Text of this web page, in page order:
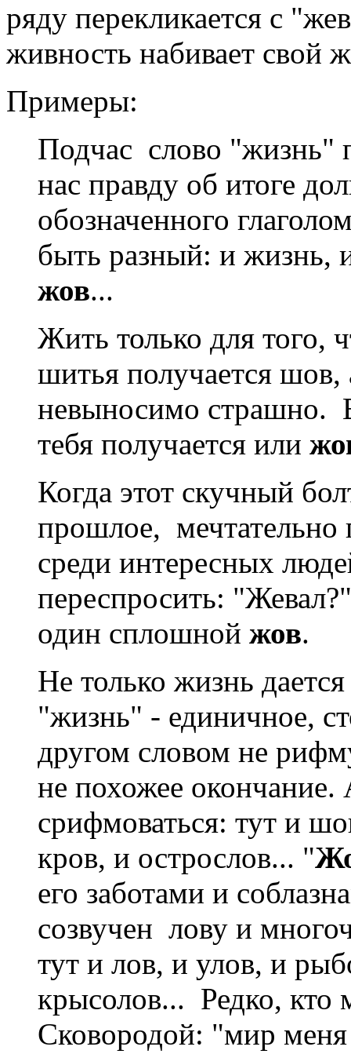
ряду перекликается с
живность набивает свой
Примеры:
Подчас слово "жизнь"
нас правду об итоге
обозначенного
быть разный: и жизнь,
жов...
Жить только для того,
шитья получается
невыносимо страшно.
тебя получается или
Когда этот скучный
прошлое, мечтательно
среди интересных
переспросить:
один сплошной жов.
Не только жизнь
"жизнь" - единичное,
другом словом не
не похожее окончание.
срифмоваться: тут и
кров, и острослов... "
его заботами и
созвучен лову и
тут и лов, и улов, и
крысолов... Редко, кто
Сковородой: "мир